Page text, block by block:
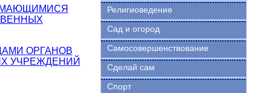
ОРГАНОВ
УЧРЕЖДЕНИЙ
Религиоведение
Сад и огород
Самосовершенствование
Сделай сам
Спорт